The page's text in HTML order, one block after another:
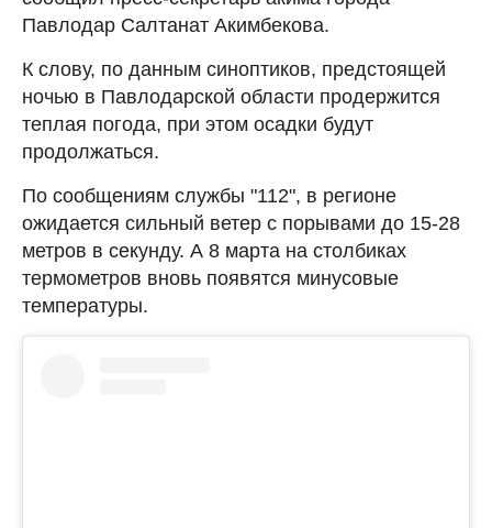
Павлодар Салтанат Акимбекова.
К слову, по данным синоптиков, предстоящей
ночью в Павлодарской области продержится
теплая погода, при этом осадки будут
продолжаться.
По сообщениям службы "112", в регионе
ожидается сильный ветер с порывами до 15-28
метров в секунду. А 8 марта на столбиках
термометров вновь появятся минусовые
температуры.